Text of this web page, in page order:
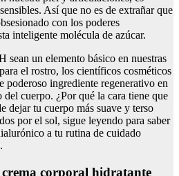
Así que no es de extrañar que
con los poderes
inteligente molécula de azúcar.
sean un elemento básico en nuestras
el rostro, los científicos cosméticos
poderoso ingrediente regenerativo en
cuerpo. ¿Por qué la cara tiene que
dejar tu cuerpo más suave y terso
por el sol, sigue leyendo para saber
a tu rutina de cuidado
corporal hidratante